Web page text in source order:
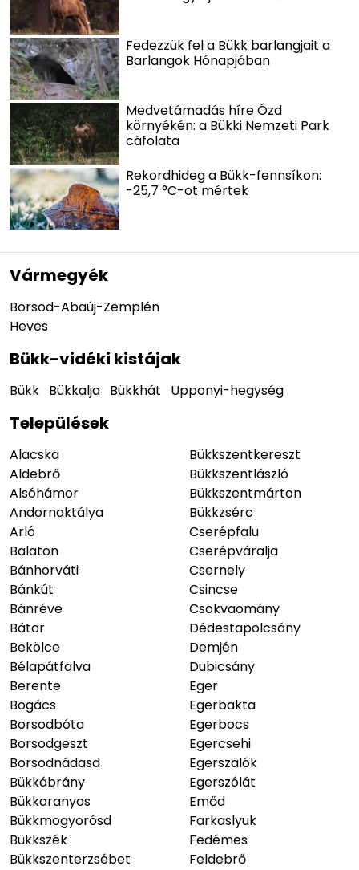
Fedezzük fel a Bükk barlangjait a
Barlangok Hónapjában
Medvetámadás híre Ózd
környékén: a Bükki Nemzeti Park
cáfolata
Rekordhideg a Bükk-fennsíkon:
-25,7 °C-ot mértek
Vármegyék
Borsod-Abaúj-Zemplén
Heves
Bükk-vidéki kistájak
Bükk Bükkalja Bükkhát Upponyi-hegység
Települések
Alacska
Aldebrő
Alsóhámor
Andornaktálya
Arló
Balaton
Bánhorváti
Bánkút
Bánréve
Bátor
Bekölce
Bélapátfalva
Berente
Bogács
Borsodbóta
Borsodgeszt
Borsodnádasd
Bükkábrány
Bükkaranyos
Bükkmogyorósd
Bükkszék
Bükkszenterzsébet
Bükkszentkereszt
Bükkszentlászló
Bükkszentmárton
Bükkzsérc
Cserépfalu
Cserépváralja
Csernely
Csincse
Csokvaomány
Dédestapolcsány
Demjén
Dubicsány
Eger
Egerbakta
Egerbocs
Egercsehi
Egerszalók
Egerszólát
Emőd
Farkaslyuk
Fedémes
Feldebrő